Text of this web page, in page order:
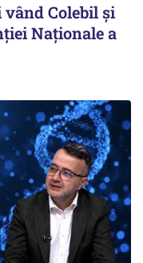
Colebil și
Naționale a